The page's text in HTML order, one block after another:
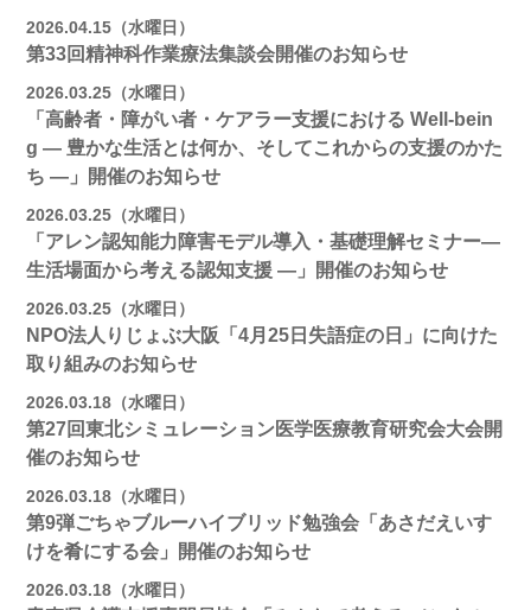
2026.04.15（水曜日）
第33回精神科作業療法集談会開催のお知らせ
2026.03.25（水曜日）
「高齢者・障がい者・ケアラー支援における Well-bein
g ― 豊かな生活とは何か、そしてこれからの支援のかた
ち ―」開催のお知らせ
2026.03.25（水曜日）
「アレン認知能力障害モデル導入・基礎理解セミナー―
生活場面から考える認知支援 ―」開催のお知らせ
2026.03.25（水曜日）
NPO法人りじょぶ大阪「4月25日失語症の日」に向けた
取り組みのお知らせ
2026.03.18（水曜日）
第27回東北シミュレーション医学医療教育研究会大会開
催のお知らせ
2026.03.18（水曜日）
第9弾ごちゃブルーハイブリッド勉強会「あさだえいす
けを肴にする会」開催のお知らせ
2026.03.18（水曜日）